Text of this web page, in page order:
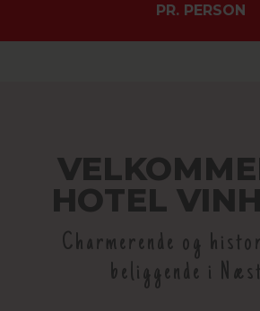
PR. PERSON
HOTEL
Charmerende og
beliggende i